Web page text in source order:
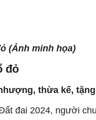
(Ảnh minh họa)
đỏ
thừa kế,
đai 2024, người